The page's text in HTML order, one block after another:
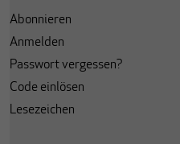
Abonnieren
Anmelden
Passwort vergessen?
Code einlösen
Lesezeichen